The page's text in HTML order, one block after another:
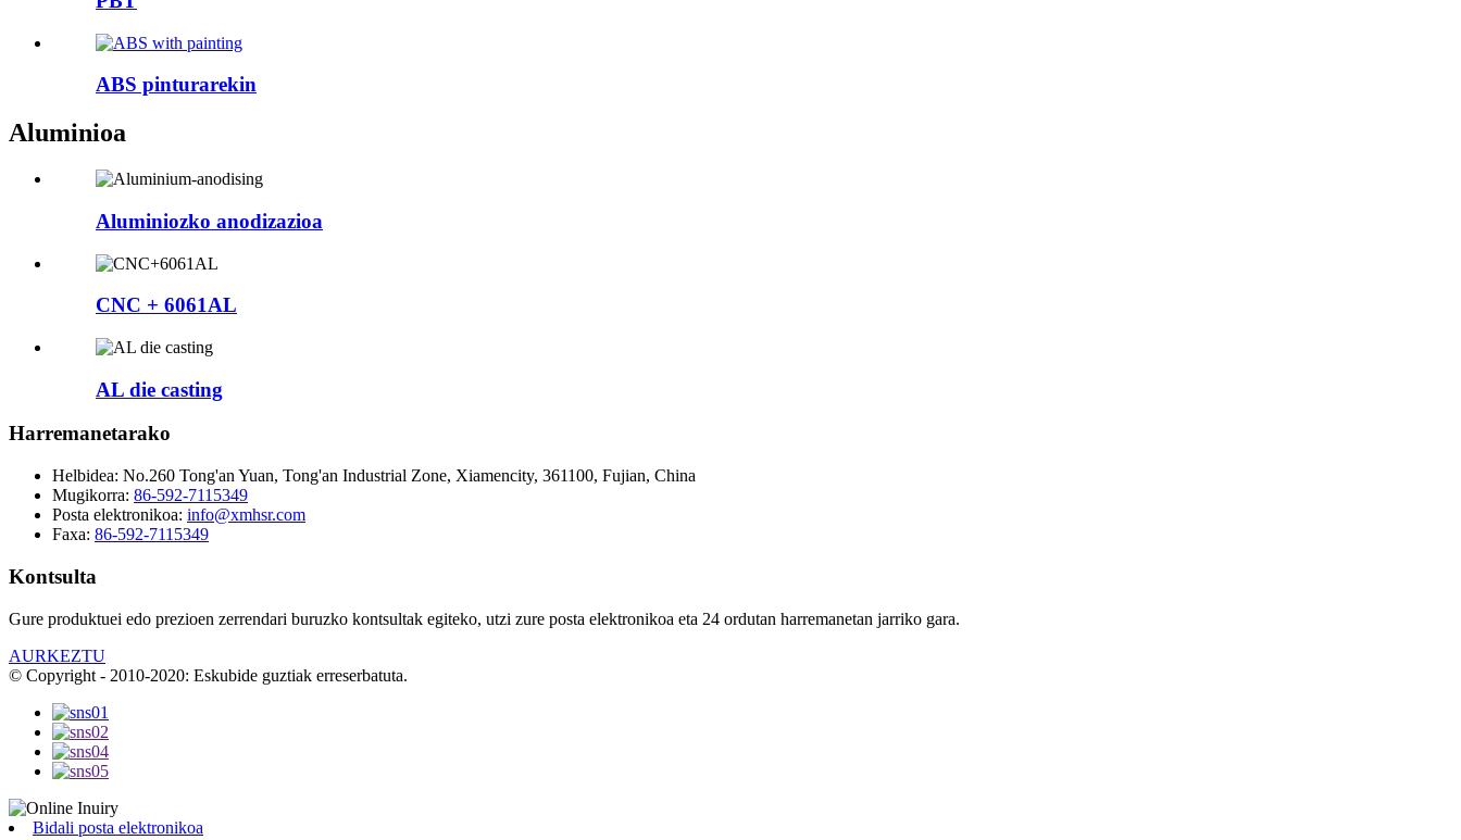
ABS pinturarekin
Aluminioa
Aluminiozko anodizazioa
CNC + 6061AL
AL die casting
Harremanetarako
Helbidea: No.260 Tong'an Yuan, Tong'an Industrial Zone, Xiamencity, 361100, Fujian, China
Mugikorra: 86-592-7115349
Posta elektronikoa: info@xmhsr.com
Faxa: 86-592-7115349
Kontsulta
Gure produktuei edo prezioen zerrendari buruzko kontsultak egiteko, utzi zure posta elektronikoa eta 24 ordutan harremanetan jarriko gara.
AURKEZTU
© Copyright - 2010-2020: Eskubide guztiak erreserbatuta.
Bidali posta elektronikoa